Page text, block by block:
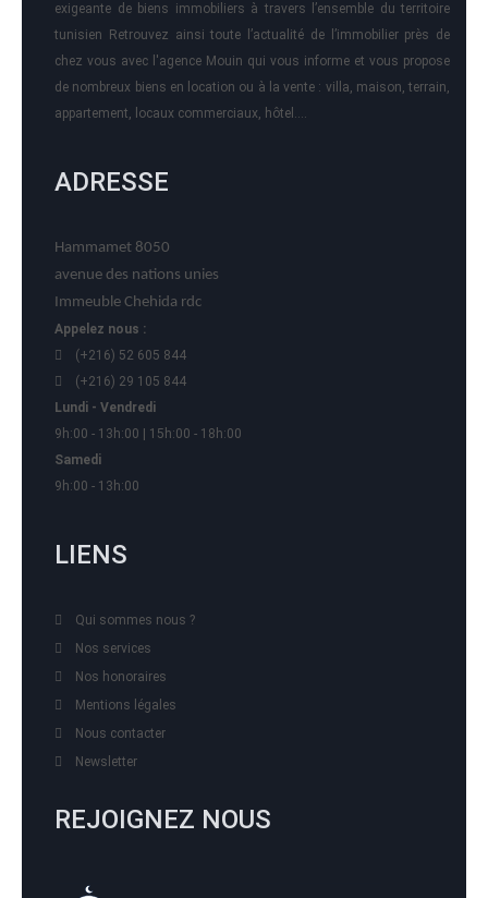
exigeante de biens immobiliers à travers l’ensemble du territoire
tunisien Retrouvez ainsi toute l’actualité de l’immobilier près de
chez vous avec l'agence Mouin qui vous informe et vous propose
de nombreux biens en location ou à la vente : villa, maison, terrain,
appartement, locaux commerciaux, hôtel….
ADRESSE
Hammamet 8050
avenue des nations unies
Immeuble Chehida rdc
Appelez nous :
(+216) 52 605 844
(+216) 29 105 844
Lundi - Vendredi
9h:00 - 13h:00 | 15h:00 - 18h:00
Samedi
9h:00 - 13h:00
LIENS
Qui sommes nous ?
Nos services
Nos honoraires
Mentions légales
Nous contacter
Newsletter
REJOIGNEZ NOUS